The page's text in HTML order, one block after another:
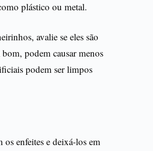
plástico ou metal.
avalie se eles são
podem causar menos
podem ser limpos
enfeites e deixá-los em